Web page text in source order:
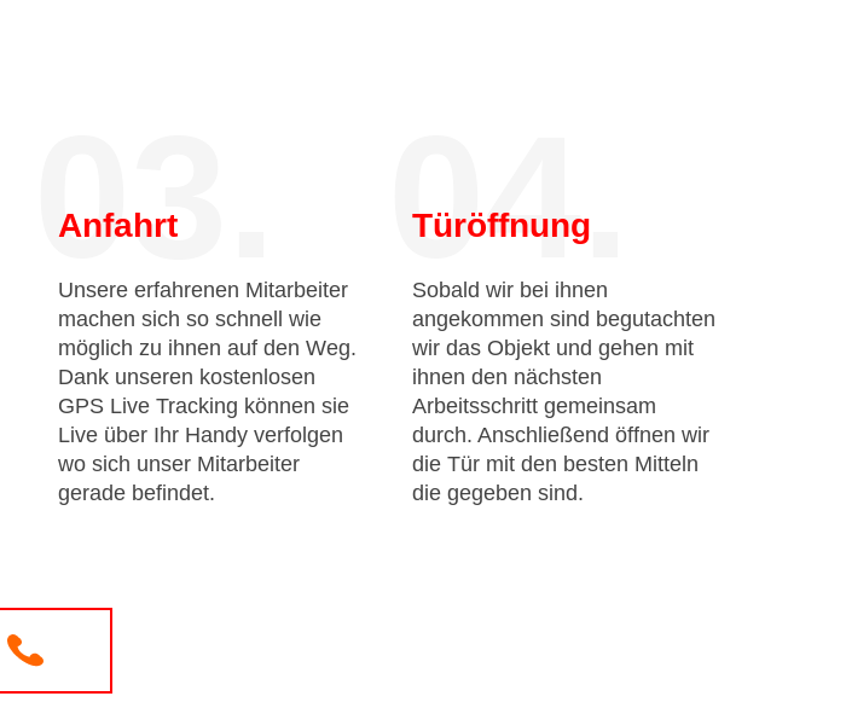
03.
Anfahrt
Unsere erfahrenen Mitarbeiter
machen sich so schnell wie
möglich zu ihnen auf den Weg.
Dank unseren kostenlosen
GPS Live Tracking können sie
Live über Ihr Handy verfolgen
wo sich unser Mitarbeiter
gerade befindet.
04.
Türöffnung
Sobald wir bei ihnen
angekommen sind begutachten
wir das Objekt und gehen mit
ihnen den nächsten
Arbeitsschritt gemeinsam
durch. Anschließend öffnen wir
die Tür mit den besten Mitteln
die gegeben sind.